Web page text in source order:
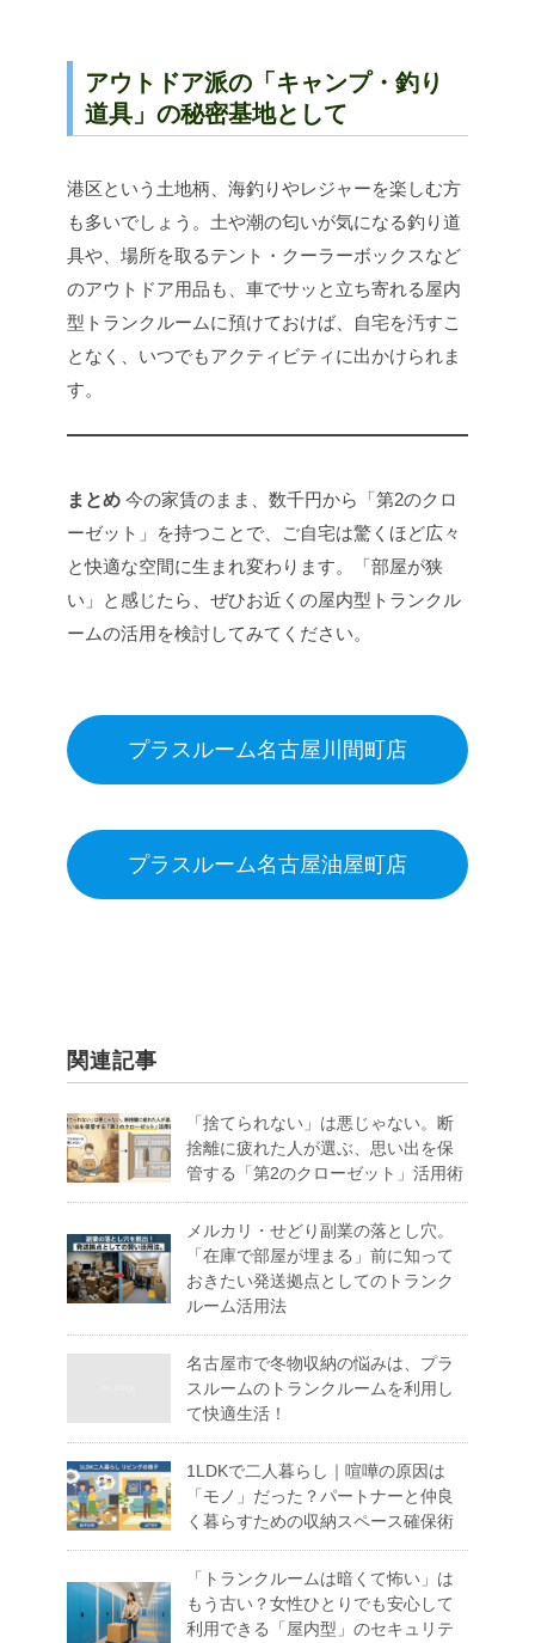
アウトドア派の「キャンプ・釣り
道具」の秘密基地として
港区という土地柄、海釣りやレジャーを楽しむ方
も多いでしょう。土や潮の匂いが気になる釣り道
具や、場所を取るテント・クーラーボックスなど
のアウトドア用品も、車でサッと立ち寄れる屋内
型トランクルームに預けておけば、自宅を汚すこ
となく、いつでもアクティビティに出かけられま
す。
まとめ 今の家賃のまま、数千円から「第2のクロ
ーゼット」を持つことで、ご自宅は驚くほど広々
と快適な空間に生まれ変わります。「部屋が狭
い」と感じたら、ぜひお近くの屋内型トランクル
ームの活用を検討してみてください。
プラスルーム名古屋川間町店
プラスルーム名古屋油屋町店
関連記事
「捨てられない」は悪じゃない。断
捨離に疲れた人が選ぶ、思い出を保
管する「第2のクローゼット」活用術
メルカリ・せどり副業の落とし穴。
「在庫で部屋が埋まる」前に知って
おきたい発送拠点としてのトランク
ルーム活用法
名古屋市で冬物収納の悩みは、プラ
スルームのトランクルームを利用し
て快適生活！
1LDKで二人暮らし｜喧嘩の原因は
「モノ」だった？パートナーと仲良
く暮らすための収納スペース確保術
「トランクルームは暗くて怖い」は
もう古い？女性ひとりでも安心して
利用できる「屋内型」のセキュリテ